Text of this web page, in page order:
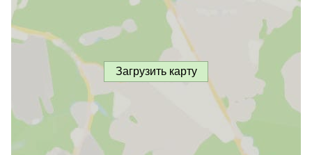
Загрузить карту